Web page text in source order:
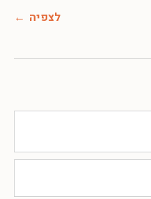
לצפיה